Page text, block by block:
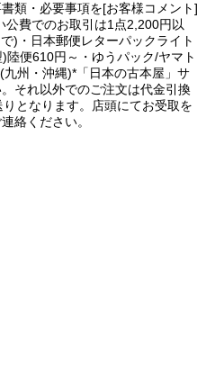
類・必要事項を[お客様コメント]
費でのお取引は1点2,200円以
)・日本郵便レターパックライト
便610円～・ゆうパック/ヤマト
州・沖縄)*「日本の古本屋」サ
それ以外でのご注文は代金引換
となります。店頭にてお受取を
絡ください。